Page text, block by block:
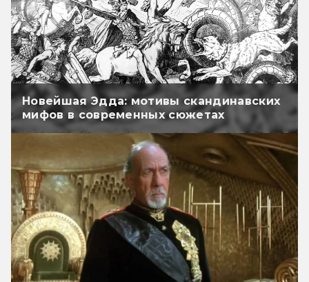
Новейшая Эдда: мотивы скандинавских
мифов в современных сюжетах